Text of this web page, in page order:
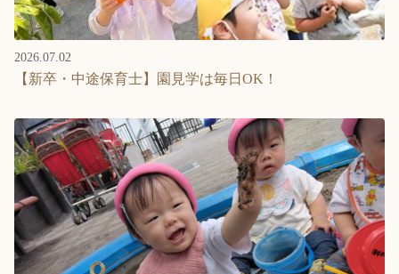
2026.07.02
【新卒・中途保育士】園見学は毎日OK！